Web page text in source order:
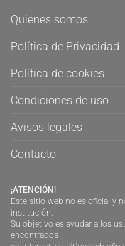
Quienes somos
Política de Privacidad
Política de cookies
Condiciones de uso
Avisos legales
Contacto
¡ATENCIÓN!
Este sitio web no es oficial y
institución.
Su objetivo es ayudar a los
encontrados